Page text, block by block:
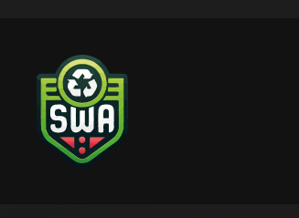
Skip to main content